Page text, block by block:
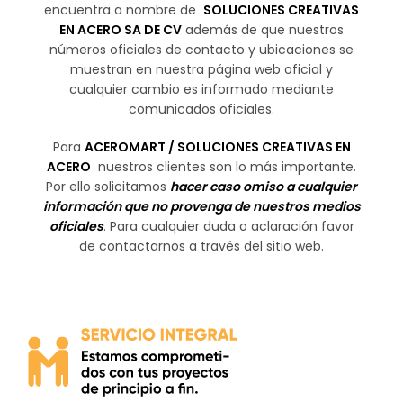
encuentra a nombre de SOLUCIONES CREATIVAS
EN ACERO SA DE CV además de que nuestros
números oficiales de contacto y ubicaciones se
muestran en nuestra página web oficial y
cualquier cambio es informado mediante
comunicados oficiales.
Para ACEROMART / SOLUCIONES CREATIVAS EN
ACERO nuestros clientes son lo más importante.
Por ello solicitamos hacer caso omiso a cualquier
información que no provenga de nuestros medios
oficiales. Para cualquier duda o aclaración favor
de contactarnos a través del sitio web.